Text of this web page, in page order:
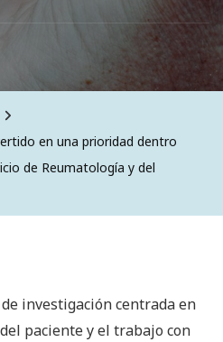
en una prioridad dentro
de Reumatología y del
investigación centrada en
paciente y el trabajo con